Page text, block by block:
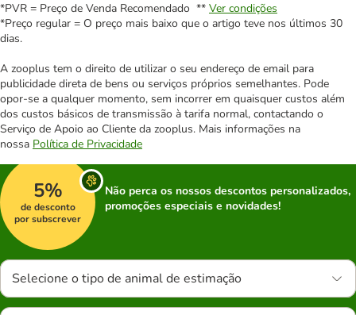
*PVR = Preço de Venda Recomendado ** Ver condições
*Preço regular = O preço mais baixo que o artigo teve nos últimos 30
dias.
A zooplus tem o direito de utilizar o seu endereço de email para
publicidade direta de bens ou serviços próprios semelhantes. Pode
opor-se a qualquer momento, sem incorrer em quaisquer custos além
dos custos básicos de transmissão à tarifa normal, contactando o
Serviço de Apoio ao Cliente da zooplus. Mais informações na
nossa Política de Privacidade
5%
de desconto
por subscrever
Não perca os nossos descontos personalizados,
promoções especiais e novidades!
Selecione o tipo de animal de estimação